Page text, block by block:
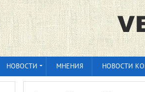
НОВОСТИ МНЕНИЯ НОВОСТИ